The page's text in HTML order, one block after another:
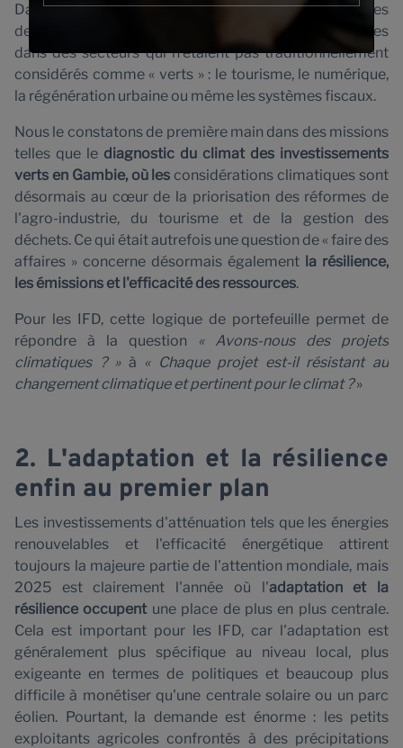
Dans la pratique, cela pousse les institutions financières
de développement à intégrer des objectifs climatiques
dans des secteurs qui n'étaient pas traditionnellement
considérés comme « verts » : le tourisme, le numérique,
la régénération urbaine ou même les systèmes fiscaux.
Nous le constatons de première main dans des missions
telles que le diagnostic du climat des investissements
verts en Gambie, où les considérations climatiques sont
désormais au cœur de la priorisation des réformes de
l'agro-industrie, du tourisme et de la gestion des
déchets. Ce qui était autrefois une question de « faire des
affaires » concerne désormais également la résilience,
les émissions et l'efficacité des ressources.
Pour les IFD, cette logique de portefeuille permet de
répondre à la question
« Avons-nous des projets
climatiques ? »à « Chaque projet est-il résistant au
changement climatique et pertinent pour le climat ?»
2. L'adaptation et la résilience
enfin au premier plan
Les investissements d'atténuation tels que les énergies
renouvelables et l'efficacité énergétique attirent
toujours la majeure partie de l'attention mondiale, mais
2025 est clairement l'année où l'adaptation et la
résilience occupentune place de plus en plus centrale.
Cela est important pour les IFD, car l'adaptation est
généralement plus spécifique au niveau local, plus
exigeante en termes de politiques et beaucoup plus
difficile à monétiser qu'une centrale solaire ou un parc
éolien. Pourtant, la demande est énorme : les petits
exploitants agricoles confrontés à des précipitations